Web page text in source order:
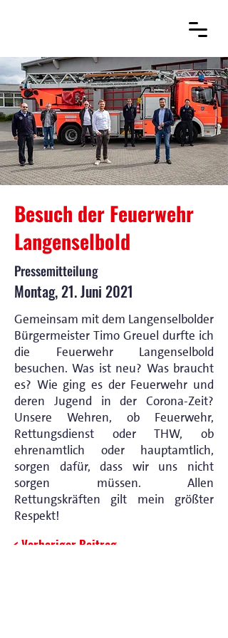
Besuch der Feuerwehr
Langenselbold
Pressemitteilung
Montag, 21. Juni 2021
Gemeinsam mit dem Langenselbolder
Bürgermeister Timo Greuel durfte ich
die Feuerwehr Langenselbold
besuchen. Was ist neu? Was braucht
es? Wie ging es der Feuerwehr und
deren Jugend in der Corona-Zeit?
Unsere Wehren, ob Feuerwehr,
Rettungsdienst oder THW, ob
ehrenamtlich oder hauptamtlich,
sorgen dafür, dass wir uns nicht
sorgen müssen. Allen
Rettungskräften gilt mein größter
Respekt!
< Vorheriger Beitrag